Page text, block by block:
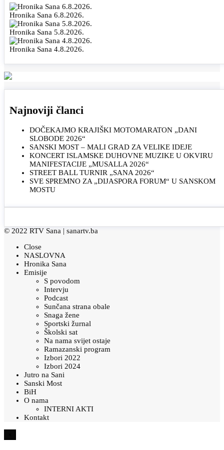
Hronika Sana 6.8.2026.
Hronika Sana 5.8.2026.
Hronika Sana 4.8.2026.
Najnoviji članci
DOČEKAJMO KRAJIŠKI MOTOMARATON „DANI
SLOBODE 2026“
SANSKI MOST – MALI GRAD ZA VELIKE IDEJE
KONCERT ISLAMSKE DUHOVNE MUZIKE U OKVIRU
MANIFESTACIJE „MUSALLA 2026“
STREET BALL TURNIR „SANA 2026“
SVE SPREMNO ZA „DIJASPORA FORUM“ U SANSKOM
MOSTU
© 2022 RTV Sana | sanartv.ba
Close
NASLOVNA
Hronika Sana
Emisije
S povodom
Intervju
Podcast
Sunčana strana obale
Snaga žene
Sportski žurnal
Školski sat
Na nama svijet ostaje
Ramazanski program
Izbori 2022
Izbori 2024
Jutro na Sani
Sanski Most
BiH
O nama
INTERNI AKTI
Kontakt